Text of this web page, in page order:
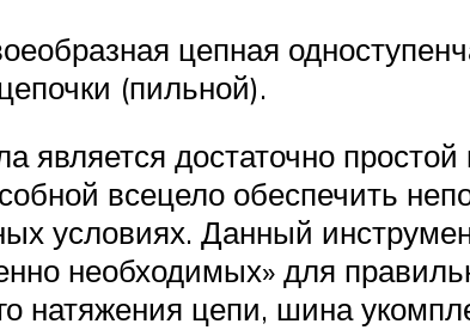
цепная
(пильной).
является достаточно
всецело обеспечить
условиях. Данный
необходимых» для
натяжения цепи, шина